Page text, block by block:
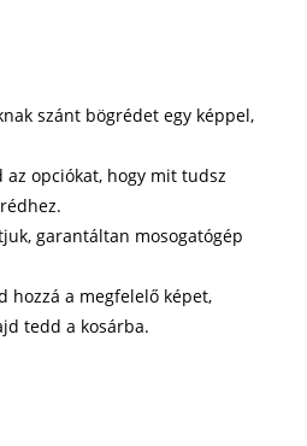
szánt bögrédet egy képpel,
opciókat, hogy mit tudsz
garantáltan mosogatógép
hozzá a megfelelő képet,
tedd a kosárba.